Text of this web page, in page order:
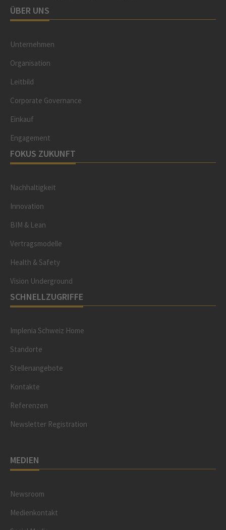
ÜBER UNS
Unternehmen
Organisation
Leitbild
Corporate Governance
Einkauf
Engagement
FOKUS ZUKUNFT
Nachhaltigkeit
Innovation
BIM & Lean
Vertragsmodelle
Health & Safety
Vision Underground
SCHNELLZUGRIFFE
Implenia Schweiz Home
Standorte
Stellenangebote
Kontakte
Referenzen
Newsletter Registration
MEDIEN
Newsroom
Medienkontakt